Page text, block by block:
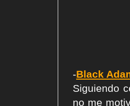
-Black
Siguiendo
no me